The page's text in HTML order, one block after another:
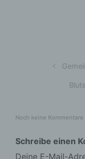
Noch keine Kommentare
Schreibe einen
Deine E-Mail-